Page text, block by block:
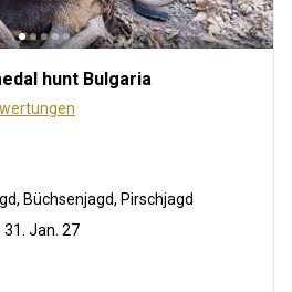
hunt Bulgaria
Büchsenjagd, Pirschjagd
31. Jan. 27